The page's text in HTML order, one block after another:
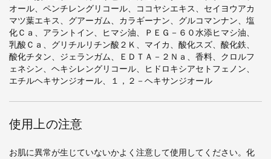
オール、ペンチレングリコール、ココヤシエキス、セイヨウアカ
マツ葉エキス、グアーガム、カラギーナン、グルコマンナン、塩
化Ｃａ、アラントイン、ヒマシ油、ＰＥＧ－６０水添ヒマシ油、
乳酸Ｃａ、グリチルリチン酸２Ｋ、マイカ、酸化スズ、酸化鉄、
酸化チタン、ジェランガム、ＥＤＴＡ－２Ｎａ、香料、クロルフ
ェネシン、ヘキシレングリコール、ヒドロキシアセトフェノン、
エチルヘキサンジオール、１，２－ヘキサンジオール
使用上の注意
お肌に異常が生じていないかよく注意して使用してください。化